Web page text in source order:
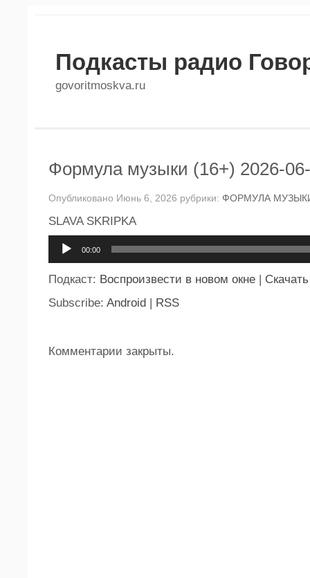
Подкасты радио
govoritmoskva.ru
Формула музыки (16+) 2026-
Опубликовано Июнь 6, 2026 рубрики: ФОРМУЛА
SLAVA SKRIPKA
00:00
Подкаст: Воспроизвести в новом окне | Скачать
Subscribe: Android | RSS
Комментарии закрыты.